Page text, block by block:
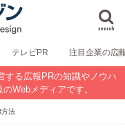
search
テレビPR 注目企業の広
する広報PRの知識やノウハ
Webメディアです。
方法